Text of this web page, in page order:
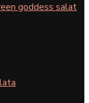
goddess salat